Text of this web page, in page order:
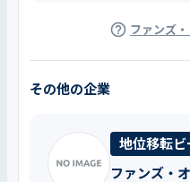
ファンズ
その他の企業
地位移転ビ
ファンズ・